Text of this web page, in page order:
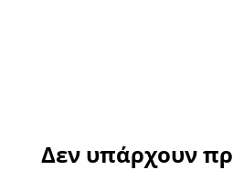
Δεν υπάρχουν